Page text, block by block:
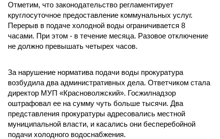
Отметим, что законодательство регламентирует
круглосуточное предоставление коммунальных услуг.
Перерыв в подаче холодной воды ограничивается 8
часами. При этом - в течение месяца. Разовое отключение
не должно превышать четырех часов.
За нарушение норматива подачи воды прокуратура
возбудила два административных дела. Ответчиком стала
директор МУП «Красноволжский». Госжилнадзор
оштрафовал ее на сумму чуть больше тысячи. Два
представления прокуратуры адресовались местной
муниципальной власти, и касались они бесперебойной
подачи холодного водоснабжения.